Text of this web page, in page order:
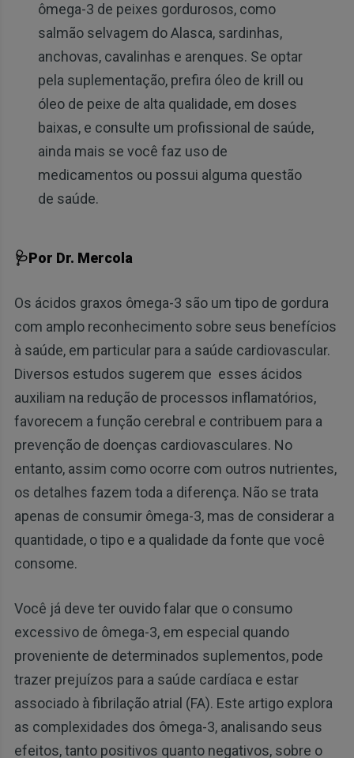
ômega-3 de peixes gordurosos, como
salmão selvagem do Alasca, sardinhas,
anchovas, cavalinhas e arenques. Se optar
pela suplementação, prefira óleo de krill ou
óleo de peixe de alta qualidade, em doses
baixas, e consulte um profissional de saúde,
ainda mais se você faz uso de
medicamentos ou possui alguma questão
de saúde.
🩺Por Dr. Mercola
Os ácidos graxos ômega-3 são um tipo de gordura
com amplo reconhecimento sobre seus benefícios
à saúde, em particular para a saúde cardiovascular.
Diversos estudos sugerem que esses ácidos
auxiliam na redução de processos inflamatórios,
favorecem a função cerebral e contribuem para a
prevenção de doenças cardiovasculares. No
entanto, assim como ocorre com outros nutrientes,
os detalhes fazem toda a diferença. Não se trata
apenas de consumir ômega-3, mas de considerar a
quantidade, o tipo e a qualidade da fonte que você
consome.
Você já deve ter ouvido falar que o consumo
excessivo de ômega-3, em especial quando
proveniente de determinados suplementos, pode
trazer prejuízos para a saúde cardíaca e estar
associado à fibrilação atrial (FA). Este artigo explora
as complexidades dos ômega-3, analisando seus
efeitos, tanto positivos quanto negativos, sobre o